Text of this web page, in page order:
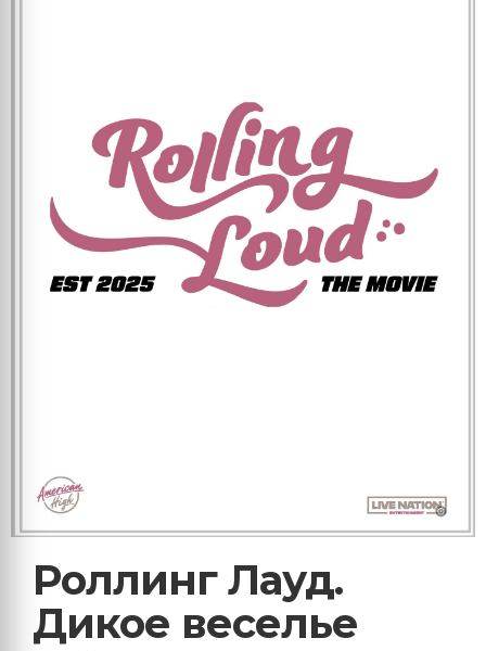
Роллинг Лауд.
Дикое веселье